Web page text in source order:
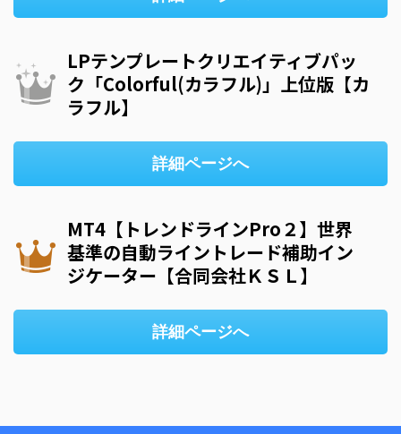
LPテンプレートクリエイティブパッ
ク「Colorful(カラフル)」上位版【カ
ラフル】
詳細ページへ
MT4【トレンドラインPro２】世界
基準の自動ライントレード補助イン
ジケーター【合同会社ＫＳＬ】
詳細ページへ